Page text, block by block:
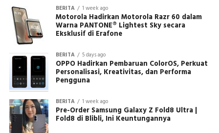
BERITA 1 week ago
Motorola Hadirkan Motorola Razr 60 dalam
Warna PANTONE® Lightest Sky secara
Eksklusif di Erafone
BERITA 5 days ago
OPPO Hadirkan Pembaruan ColorOS, Perkuat
Personalisasi, Kreativitas, dan Performa
Pengguna
BERITA 1 week ago
Pre-Order Samsung Galaxy Z Fold8 Ultra |
Fold8 di Blibli, Ini Keuntungannya